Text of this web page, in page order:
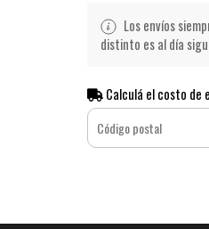
Los envíos
distinto es al día
Calculá el costo de